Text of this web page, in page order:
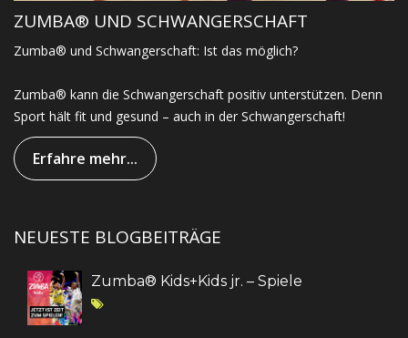
ZUMBA® UND SCHWANGERSCHAFT
Zumba® und Schwangerschaft: Ist das möglich?
Zumba® kann die Schwangerschaft positiv unterstützen. Denn
Sport hält fit und gesund – auch in der Schwangerschaft!
Erfahre mehr...
NEUESTE BLOGBEITRÄGE
Zumba® Kids+Kids jr. – Spiele